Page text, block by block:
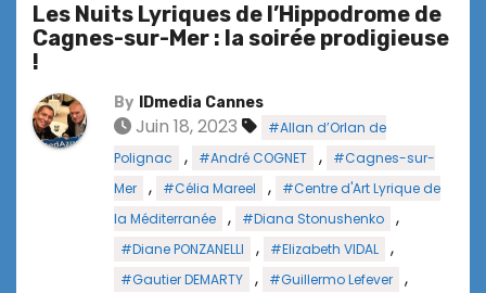
Les Nuits Lyriques de l’Hippodrome de
Cagnes-sur-Mer : la soirée prodigieuse
!
By IDmedia Cannes
Juin 18, 2023
#Allan d’Orlan de
Polignac
, #André COGNET ,
#Cagnes-sur-
Mer
, #Célia Mareel ,
#Centre d'Art Lyrique de
la Méditerranée
, #Diana Stonushenko ,
#Diane PONZANELLI , #Elizabeth VIDAL ,
#Gautier DEMARTY , #Guillermo Lefever ,